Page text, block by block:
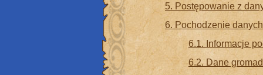
5. Postępowanie z
6. Pochodzenie
6.1. Informacje
6.2. Dane